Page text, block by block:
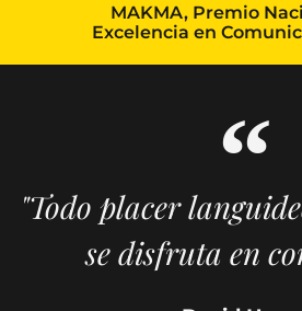
MAKMA, Premio
Excelencia en
"Todo placer
se disfruta en